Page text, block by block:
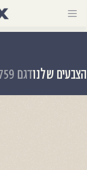
הצבעים שלנודגם 759